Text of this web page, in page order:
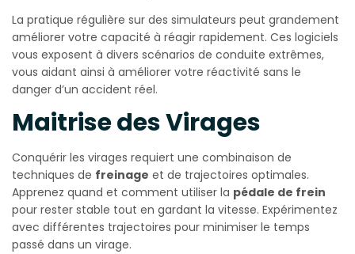
La pratique régulière sur des simulateurs peut grandement
améliorer votre capacité à réagir rapidement. Ces logiciels
vous exposent à divers scénarios de conduite extrêmes,
vous aidant ainsi à améliorer votre réactivité sans le
danger d’un accident réel.
Maitrise des Virages
Conquérir les virages requiert une combinaison de
techniques de freinage et de trajectoires optimales.
Apprenez quand et comment utiliser la pédale de frein
pour rester stable tout en gardant la vitesse. Expérimentez
avec différentes trajectoires pour minimiser le temps
passé dans un virage.